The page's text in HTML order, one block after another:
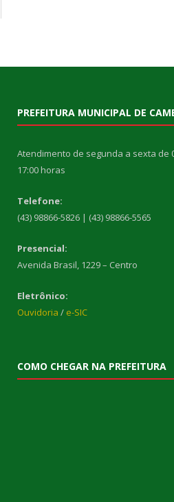
PREFEITURA MUNICIPAL DE
Atendimento de segunda a sexta de
17:00 horas
Telefone:
(43) 98866-5826 | (43) 98866-5565
Presencial:
Avenida Brasil, 1229 – Centro
Eletrônico:
Ouvidoria / e-SIC
COMO CHEGAR NA PREFEITURA